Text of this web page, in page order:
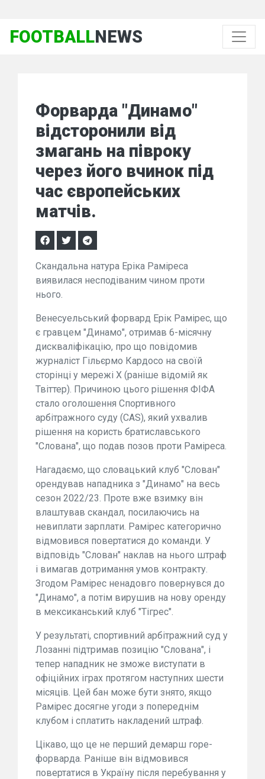
FOOTBALLNEWS
Форварда "Динамо"
відсторонили від
змагань на півроку
через його вчинок під
час європейських
матчів.
Скандальна натура Еріка Раміреса
виявилася несподіваним чином проти
нього.
Венесуельський форвард Ерік Рамірес, що
є гравцем "Динамо", отримав 6-місячну
дискваліфікацію, про що повідомив
журналіст Гільєрмо Кардосо на своїй
сторінці у мережі Х (раніше відомій як
Твіттер). Причиною цього рішення ФІФА
стало оголошення Спортивного
арбітражного суду (CAS), який ухвалив
рішення на користь братиславського
"Слована", що подав позов проти Раміреса.
Нагадаємо, що словацький клуб "Слован"
орендував нападника з "Динамо" на весь
сезон 2022/23. Проте вже взимку він
влаштував скандал, посилаючись на
невиплати зарплати. Рамірес категорично
відмовився повертатися до команди. У
відповідь "Слован" наклав на нього штраф
і вимагав дотримання умов контракту.
Згодом Рамірес ненадовго повернувся до
"Динамо", а потім вирушив на нову оренду
в мексиканський клуб "Тігрес".
У результаті, спортивний арбітражний суд у
Лозанні підтримав позицію "Слована", і
тепер нападник не зможе виступати в
офіційних іграх протягом наступних шести
місяців. Цей бан може бути знято, якщо
Рамірес досягне угоди з попереднім
клубом і сплатить накладений штраф.
Цікаво, що це не перший демарш горе-
форварда. Раніше він відмовився
повертатися в Україну після перебування у